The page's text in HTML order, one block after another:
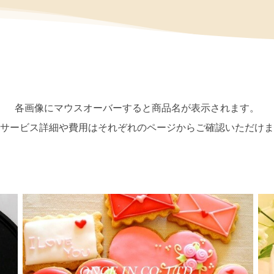
各画像にマウスオーバーすると商品名が表示されます。
ービス詳細や費用はそれぞれのページからご確認いただけ